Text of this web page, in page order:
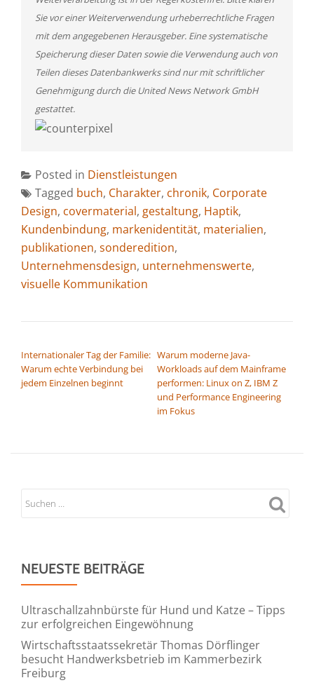
Sie vor einer Weiterverwendung urheberrechtliche Fragen
mit dem angegebenen Herausgeber. Eine systematische
Speicherung dieser Daten sowie die Verwendung auch von
Teilen dieses Datenbankwerks sind nur mit schriftlicher
Genehmigung durch die United News Network GmbH
gestattet.
Posted in Dienstleistungen
Tagged buch, Charakter, chronik, Corporate
Design, covermaterial, gestaltung, Haptik,
Kundenbindung, markenidentität, materialien,
publikationen, sonderedition,
Unternehmensdesign, unternehmenswerte,
visuelle Kommunikation
Internationaler Tag der Familie:
Warum echte Verbindung bei
jedem Einzelnen beginnt
Warum moderne Java-
Workloads auf dem Mainframe
performen: Linux on Z, IBM Z
und Performance Engineering
im Fokus
NEUESTE BEITRÄGE
Ultraschallzahnbürste für Hund und Katze – Tipps
zur erfolgreichen Eingewöhnung
Wirtschaftsstaatssekretär Thomas Dörflinger
besucht Handwerksbetrieb im Kammerbezirk
Freiburg